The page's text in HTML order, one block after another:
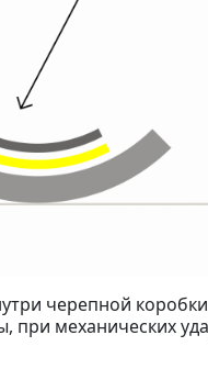
черепной
при механических